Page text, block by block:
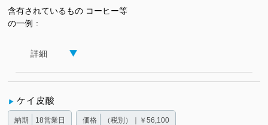
含有されているもの
の一例
コーヒー等
詳細
ケイ皮酸
納期 18営業日 価格 （税別）｜￥56,100